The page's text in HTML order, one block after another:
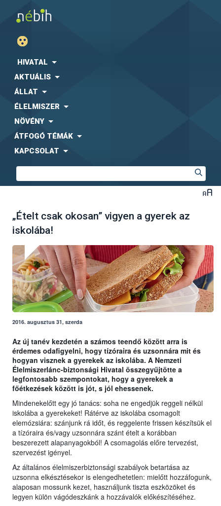
HIVATAL
AKTUÁLIS
ÁLLAT
ÉLELMISZER
NÖVÉNY
ÁTFOGÓ TÉMÁK
KAPCSOLAT
„Ételt csak okosan” vigyen a gyerek az
iskolába!
2016. augusztus 31, szerda
Az új tanév kezdetén a számos teendő között arra is
érdemes odafigyelni, hogy tízóraira és uzsonnára mit és
hogyan visznek a gyerekek az iskolába. A Nemzeti
Élelmiszerlánc-biztonsági Hivatal összegyűjtötte a
legfontosabb szempontokat, hogy a gyerekek a
főétkezések között is jót, s jól ehessenek.
Mindenekelőtt egy jó tanács: soha ne engedjük reggeli nélkül
iskolába a gyerekeket! Rátérve az iskolába csomagolt
elemózsiára: szánjunk rá időt, és reggelente frissen készítsük el
a tízóraira és/vagy uzsonnára szánt ételt a korábban
beszerezett alapanyagokból! A csomagolás előre tervezést,
szervezést igényel.
Az általános élelmiszerbiztonsági szabályok betartása az
uzsonna elkésztésekor is elengedhetetlen: mielőtt hozzáfogunk,
alaposan mossunk kezet, használjunk tiszta eszközöket és
legyen külön vágódeszkánk a hozzávalók előkészítéséhez.